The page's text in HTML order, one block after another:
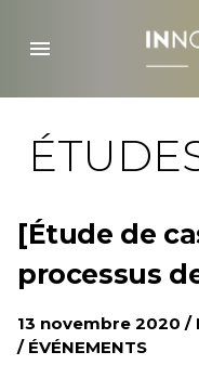
content
menu
[Étude de
processus
13 novembre 2020 /
/ ÉVÉNEMENTS